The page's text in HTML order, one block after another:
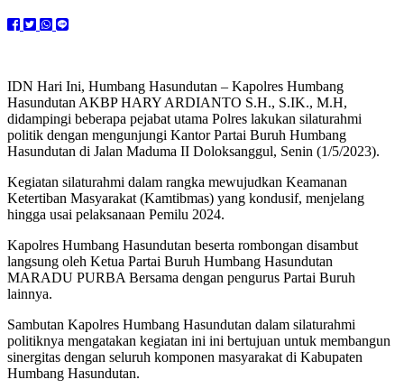
IDN Hari Ini, Humbang Hasundutan – Kapolres Humbang
Hasundutan AKBP HARY ARDIANTO S.H., S.IK., M.H,
didampingi beberapa pejabat utama Polres lakukan silaturahmi
politik dengan mengunjungi Kantor Partai Buruh Humbang
Hasundutan di Jalan Maduma II Doloksanggul, Senin (1/5/2023).
Kegiatan silaturahmi dalam rangka mewujudkan Keamanan
Ketertiban Masyarakat (Kamtibmas) yang kondusif, menjelang
hingga usai pelaksanaan Pemilu 2024.
Kapolres Humbang Hasundutan beserta rombongan disambut
langsung oleh Ketua Partai Buruh Humbang Hasundutan
MARADU PURBA Bersama dengan pengurus Partai Buruh
lainnya.
Sambutan Kapolres Humbang Hasundutan dalam silaturahmi
politiknya mengatakan kegiatan ini ini bertujuan untuk membangun
sinergitas dengan seluruh komponen masyarakat di Kabupaten
Humbang Hasundutan.